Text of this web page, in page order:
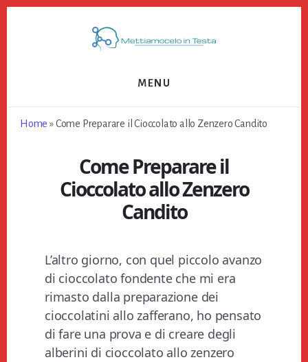
MENU
Home »Come Preparare il Cioccolato allo Zenzero Candito
Come Preparare il
Cioccolato allo Zenzero
Candito
L’altro giorno, con quel piccolo avanzo
di cioccolato fondente che mi era
rimasto dalla preparazione dei
cioccolatini allo zafferano, ho pensato
di fare una prova e di creare degli
alberini di cioccolato allo zenzero